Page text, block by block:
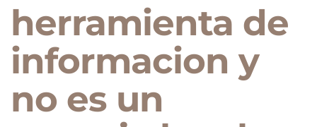
herramienta de
informacion y
no es un